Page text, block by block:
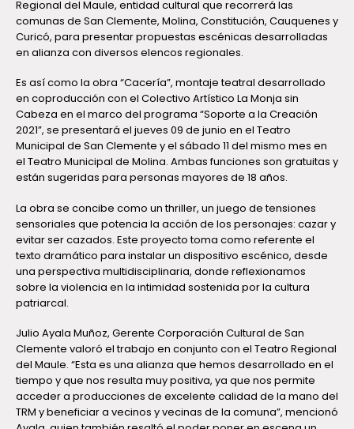
Regional del Maule, entidad cultural que recorrerá las
comunas de San Clemente, Molina, Constitución, Cauquenes y
Curicó, para presentar propuestas escénicas desarrolladas
en alianza con diversos elencos regionales.
Es así como la obra “Cacería”, montaje teatral desarrollado
en coproducción con el Colectivo Artístico La Monja sin
Cabeza en el marco del programa “Soporte a la Creación
2021”, se presentará el jueves 09 de junio en el Teatro
Municipal de San Clemente y el sábado 11 del mismo mes en
el Teatro Municipal de Molina. Ambas funciones son gratuitas y
están sugeridas para personas mayores de 18 años.
La obra se concibe como un thriller, un juego de tensiones
sensoriales que potencia la acción de los personajes: cazar y
evitar ser cazados. Este proyecto toma como referente el
texto dramático para instalar un dispositivo escénico, desde
una perspectiva multidisciplinaria, donde reflexionamos
sobre la violencia en la intimidad sostenida por la cultura
patriarcal.
Julio Ayala Muñoz, Gerente Corporación Cultural de San
Clemente valoró el trabajo en conjunto con el Teatro Regional
del Maule. “Esta es una alianza que hemos desarrollado en el
tiempo y que nos resulta muy positiva, ya que nos permite
acceder a producciones de excelente calidad de la mano del
TRM y beneficiar a vecinos y vecinas de la comuna”, mencionó